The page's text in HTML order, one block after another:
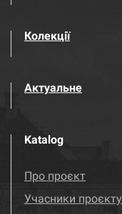
Колекції
Актуальне
Katalog
Про проєкт
Учасники проєкту